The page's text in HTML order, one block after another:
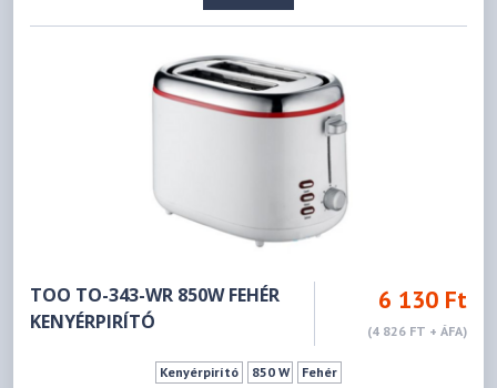
TOO TO-343-WR 850W FEHÉR
KENYÉRPIRÍTÓ
6 130 Ft
(4 826 FT + ÁFA)
Kenyérpirító 850 W Fehér